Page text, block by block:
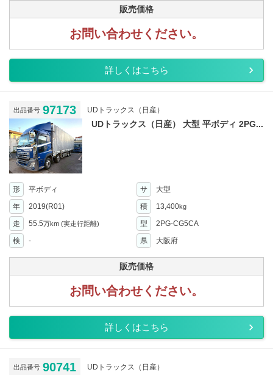
販売価格
お問い合わせください。
詳しくはこちら
出品番号 97173 UDトラックス（日産）
UDトラックス（日産） 大型 平ボディ 2PG...
形 平ボディ サ
大型
年
2019(R01) 積 13,400kg
走 55.5万km (実走行距離) 型
2PG-CG5CA
検
- 県 大阪府
販売価格
お問い合わせください。
詳しくはこちら
出品番号 90741 UDトラックス（日産）